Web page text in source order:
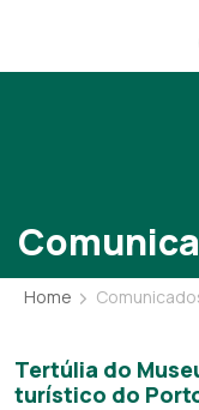
Home
Tertúlia do
turístico do